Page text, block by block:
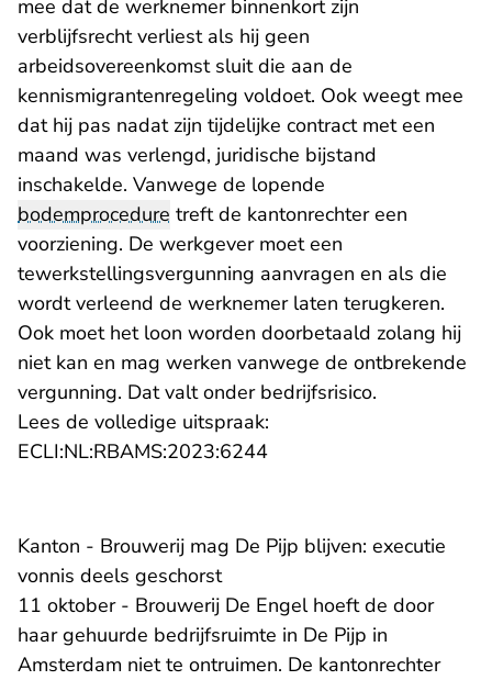
mee dat de werknemer binnenkort zijn
verblijfsrecht verliest als hij geen
arbeidsovereenkomst sluit die aan de
kennismigrantenregeling voldoet. Ook weegt mee
dat hij pas nadat zijn tijdelijke contract met een
maand was verlengd, juridische bijstand
inschakelde. Vanwege de lopende
bodemprocedure treft de kantonrechter een
voorziening. De werkgever moet een
tewerkstellingsvergunning aanvragen en als die
wordt verleend de werknemer laten terugkeren.
Ook moet het loon worden doorbetaald zolang hij
niet kan en mag werken vanwege de ontbrekende
vergunning. Dat valt onder bedrijfsrisico.
Lees de volledige uitspraak:
ECLI:NL:RBAMS:2023:6244- U verlaat
Kanton - Brouwerij mag De Pijp blijven: executie
vonnis deels geschorst
11 oktober - Brouwerij De Engel hoeft de door
haar gehuurde bedrijfsruimte in De Pijp in
Amsterdam niet te ontruimen. De kantonrechter